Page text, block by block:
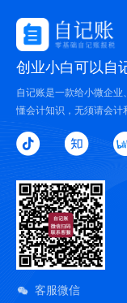
创业小白可以自
自记账是一款给小微企
懂会计知识，无须请会计
客服微信